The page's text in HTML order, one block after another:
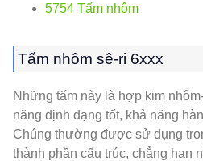
5754 Tấm nhôm
Tấm nhôm sê-ri 6xxx
Những tấm này là hợp kim
năng định dạng tốt, khả năng
Chúng thường được sử dụng
thành phần cấu trúc, chẳng hạn